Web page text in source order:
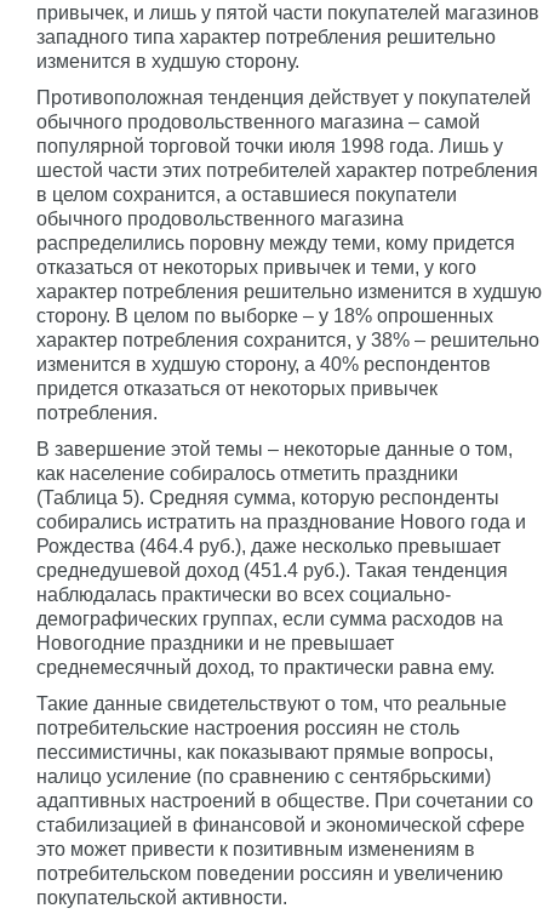
привычек, и лишь у пятой части покупателей магазинов
западного типа характер потребления решительно
изменится в худшую сторону.
Противоположная тенденция действует у покупателей
обычного продовольственного магазина – самой
популярной торговой точки июля 1998 года. Лишь у
шестой части этих потребителей характер потребления
в целом сохранится, а оставшиеся покупатели
обычного продовольственного магазина
распределились поровну между теми, кому придется
отказаться от некоторых привычек и теми, у кого
характер потребления решительно изменится в худшую
сторону. В целом по выборке – у 18% опрошенных
характер потребления сохранится, у 38% – решительно
изменится в худшую сторону, а 40% респондентов
придется отказаться от некоторых привычек
потребления.
В завершение этой темы – некоторые данные о том,
как население собиралось отметить праздники
(Таблица 5). Средняя сумма, которую респонденты
собирались истратить на празднование Нового года и
Рождества (464.4 руб.), даже несколько превышает
среднедушевой доход (451.4 руб.). Такая тенденция
наблюдалась практически во всех социально-
демографических группах, если сумма расходов на
Новогодние праздники и не превышает
среднемесячный доход, то практически равна ему.
Такие данные свидетельствуют о том, что реальные
потребительские настроения россиян не столь
пессимистичны, как показывают прямые вопросы,
налицо усиление (по сравнению с сентябрьскими)
адаптивных настроений в обществе. При сочетании со
стабилизацией в финансовой и экономической сфере
это может привести к позитивным изменениям в
потребительском поведении россиян и увеличению
покупательской активности.